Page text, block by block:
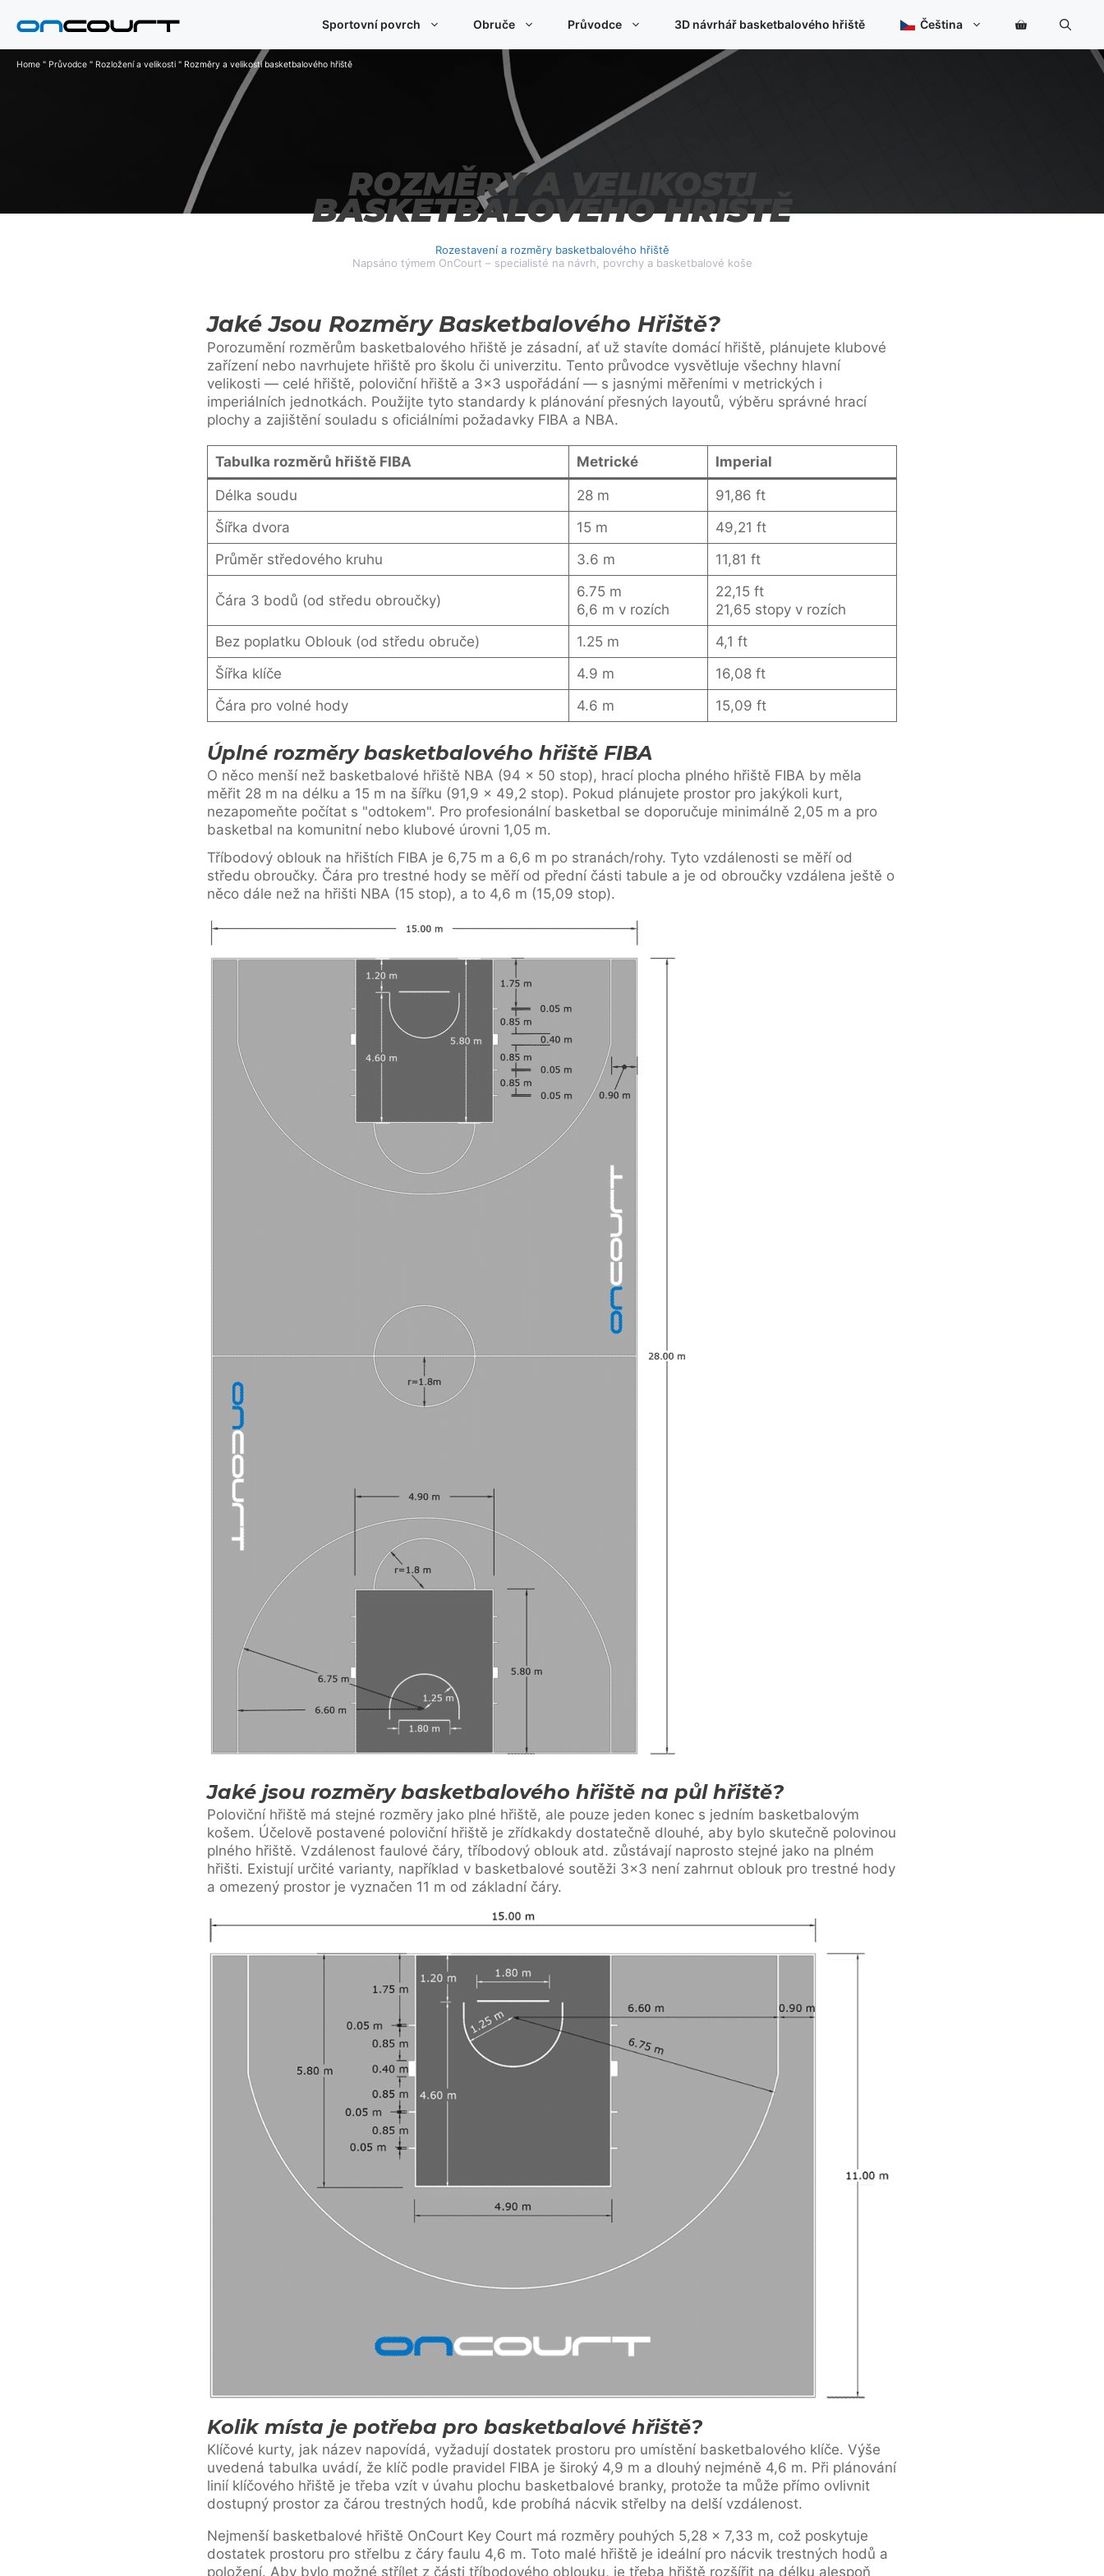
Sportovní povrch Obruče Průvodce 3D návrhář basketbalového hřiště Čeština
Home " Průvodce " Rozložení a velikosti " Rozměry a velikosti basketbalového hřiště
ROZMĚRY A VELIKOSTI
BASKETBALOVÉHO HŘIŠTĚ
Rozestavení a rozměry basketbalového hřiště
Napsáno týmem OnCourt – specialisté na návrh, povrchy a basketbalové koše
Jaké Jsou Rozměry Basketbalového Hřiště?
Porozumění rozměrům basketbalového hřiště je zásadní, ať už stavíte domácí hřiště, plánujete klubové
zařízení nebo navrhujete hřiště pro školu či univerzitu. Tento průvodce vysvětluje všechny hlavní
velikosti — celé hřiště, poloviční hřiště a 3x3 uspořádání — s jasnými měřeními v metrických i
imperiálních jednotkách. Použijte tyto standardy k plánování přesných layoutů, výběru správné hrací
plochy a zajištění souladu s oficiálními požadavky FIBA a NBA.
Tabulka rozměrů hřiště FIBA Metrické Imperial
Délka soudu 28 m
91,86 ft
Šířka dvora
15 m
49,21 ft
Průměr středového kruhu
3.6 m 11,81 ft
Čára 3 bodů (od středu obroučky)
6.75 m
6,6 m v rozích
22,15 ft
21,65 stopy v rozích
Bez poplatku Oblouk (od středu obruče)
1.25 m
4,1 ft
Šířka klíče
4.9 m
16,08 ft
Čára pro volné hody
4.6 m 15,09 ft
Úplné rozměry basketbalového hřiště FIBA
O něco menší než basketbalové hřiště NBA (94 x 50 stop), hrací plocha plného hřiště FIBA by měla
měřit 28 m na délku a 15 m na šířku (91,9 x 49,2 stop). Pokud plánujete prostor pro jakýkoli kurt,
nezapomeňte počítat s "odtokem". Pro profesionální basketbal se doporučuje minimálně 2,05 m a pro
basketbal na komunitní nebo klubové úrovni 1,05 m.
Tříbodový oblouk na hřištích FIBA je 6,75 m a 6,6 m po stranách/rohy. Tyto vzdálenosti se měří od
středu obroučky. Čára pro trestné hody se měří od přední části tabule a je od obroučky vzdálena ještě o
něco dále než na hřišti NBA (15 stop), a to 4,6 m (15,09 stop).
Jaké jsou rozměry basketbalového hřiště na půl hřiště?
Poloviční hřiště má stejné rozměry jako plné hřiště, ale pouze jeden konec s jedním basketbalovým
košem. Účelově postavené poloviční hřiště je zřídkakdy dostatečně dlouhé, aby bylo skutečně polovinou
plného hřiště. Vzdálenost faulové čáry, tříbodový oblouk atd. zůstávají naprosto stejné jako na plném
hřišti. Existují určité varianty, například v basketbalové soutěži 3×3 není zahrnut oblouk pro trestné hody
a omezený prostor je vyznačen 11 m od základní čáry.
Kolik místa je potřeba pro basketbalové hřiště?
Klíčové kurty, jak název napovídá, vyžadují dostatek prostoru pro umístění basketbalového klíče. Výše
uvedená tabulka uvádí, že klíč podle pravidel FIBA je široký 4,9 m a dlouhý nejméně 4,6 m. Při plánování
linií klíčového hřiště je třeba vzít v úvahu plochu basketbalové branky, protože ta může přímo ovlivnit
dostupný prostor za čárou trestných hodů, kde probíhá nácvik střelby na delší vzdálenost.
Nejmenší basketbalové hřiště OnCourt Key Court má rozměry pouhých 5,28 x 7,33 m, což poskytuje
dostatek prostoru pro střelbu z čáry faulu 4,6 m. Toto malé hřiště je ideální pro nácvik trestných hodů a
položení. Aby bylo možné střílet z části tříbodového oblouku, je třeba hřiště rozšířit na délku alespoň